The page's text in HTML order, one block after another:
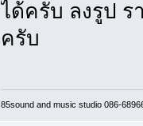
ได้ครับ ลงรูป
ครับ
85sound and music studio 086-